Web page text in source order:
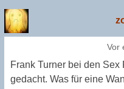
Vor
Frank Turner bei den
gedacht. Was für eine